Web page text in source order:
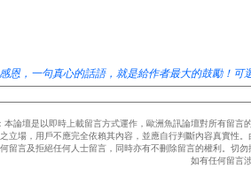
恩，一句真心的話語，就是給作者最大的鼓勵！可
本論壇是以即時上載留言方式運作，歐洲魚訊論壇對所有留
立場，用戶不應完全依賴其內容，並應自行判斷內容真實性
留言及拒絕任何人士留言，同時亦有不刪除留言的權利。切
如有任何留言